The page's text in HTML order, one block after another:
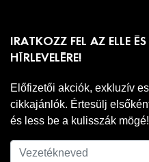
IRATKOZZ FEL AZ ELLE
HÍRLEVELÉRE!
Előfizetői akciók, exkluzív
cikkajánlók. Értesülj
és less be a kulisszák mögé!